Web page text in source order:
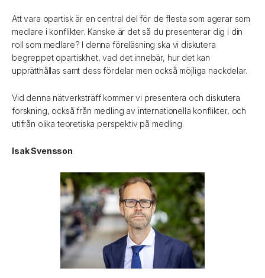
Att vara opartisk är en central del för de flesta som agerar som
medlare i konflikter. Kanske är det så du presenterar dig i din
roll som medlare? I denna föreläsning ska vi diskutera
begreppet opartiskhet, vad det innebär, hur det kan
upprätthållas samt dess fördelar men också möjliga nackdelar.
Vid denna nätverksträff kommer vi presentera och diskutera
forskning, också från medling av internationella konflikter, och
utifrån olika teoretiska perspektiv på medling.
Isak Svensson